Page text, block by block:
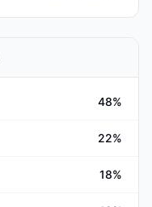
48%
22%
18%